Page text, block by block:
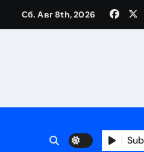
Сб. Авг 8th, 2026